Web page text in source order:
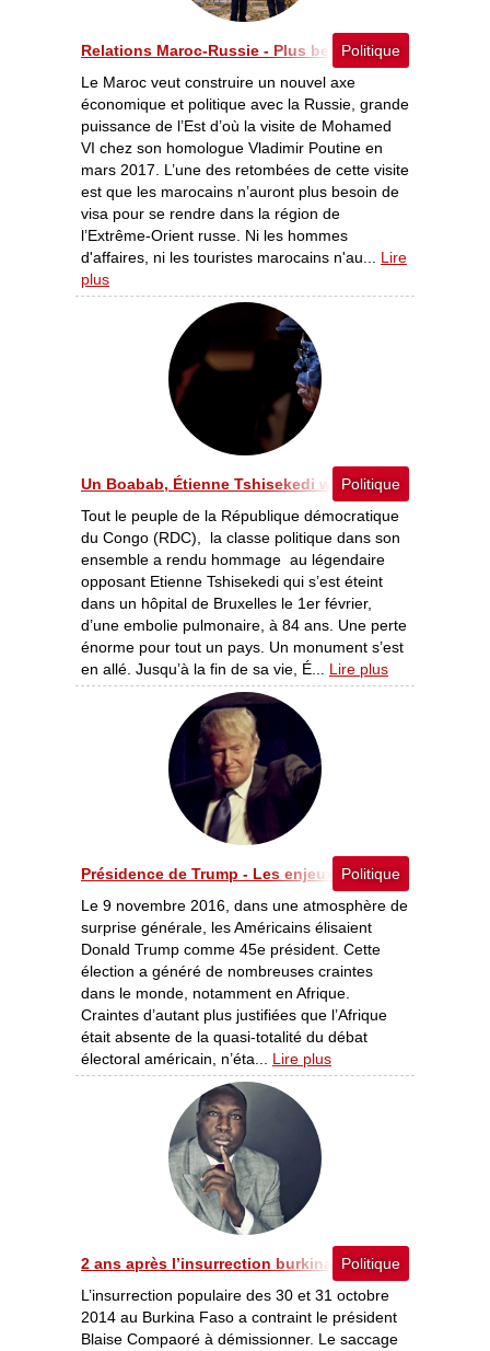
Politique
Relations Maroc-Russie - Plus besoin de visa pour
Le Maroc veut construire un nouvel axe
économique et politique avec la Russie, grande
puissance de l’Est d’où la visite de Mohamed
VI chez son homologue Vladimir Poutine en
mars 2017. L’une des retombées de cette visite
est que les marocains n’auront plus besoin de
visa pour se rendre dans la région de
l’Extrême-Orient russe. Ni les hommes
d'affaires, ni les touristes marocains n'au... Lire
plus
Politique
Un Boabab, Étienne Tshisekedi wa Mulumba décédé
Tout le peuple de la République démocratique
du Congo (RDC), la classe politique dans son
ensemble a rendu hommage au légendaire
opposant Etienne Tshisekedi qui s’est éteint
dans un hôpital de Bruxelles le 1er février,
d’une embolie pulmonaire, à 84 ans. Une perte
énorme pour tout un pays. Un monument s’est
en allé. Jusqu’à la fin de sa vie, É... Lire plus
Politique
Présidence de Trump - Les enjeux pour l’Afrique
Le 9 novembre 2016, dans une atmosphère de
surprise générale, les Américains élisaient
Donald Trump comme 45e président. Cette
élection a généré de nombreuses craintes
dans le monde, notamment en Afrique.
Craintes d’autant plus justifiées que l’Afrique
était absente de la quasi-totalité du débat
électoral américain, n’éta... Lire plus
Politique
2 ans après l’insurrection burkinabè - Une rupture
L’insurrection populaire des 30 et 31 octobre
2014 au Burkina Faso a contraint le président
Blaise Compaoré à démissionner. Le saccage